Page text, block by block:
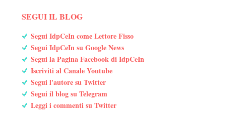
SEGUI IL BLOG
Segui IdpCeIn come Lettore Fisso
Segui IdpCeIn su Google News
Segui la Pagina Facebook di IdpCeIn
Iscriviti al Canale Youtube
Segui l'autore su Twitter
Segui il blog su Telegram
Leggi i commenti su Twitter